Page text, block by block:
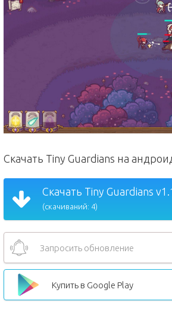
Скачать Tiny Guardians на
Скачать Tiny Guardians
(скачиваний: 4)
Запросить обновление
Купить в Google Play